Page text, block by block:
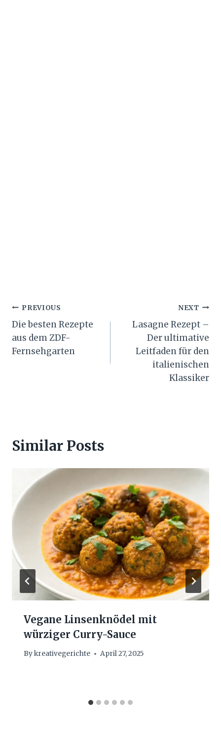
Post
navigation
PREVIOUS
Die besten Rezepte
aus dem ZDF-
Fernsehgarten
NEXT
Lasagne Rezept –
Der ultimative
Leitfaden für den
italienischen
Klassiker
Similar Posts
Vegane Linsenknödel mit
würziger Curry-Sauce
Bykreativegerichte April 27, 2025